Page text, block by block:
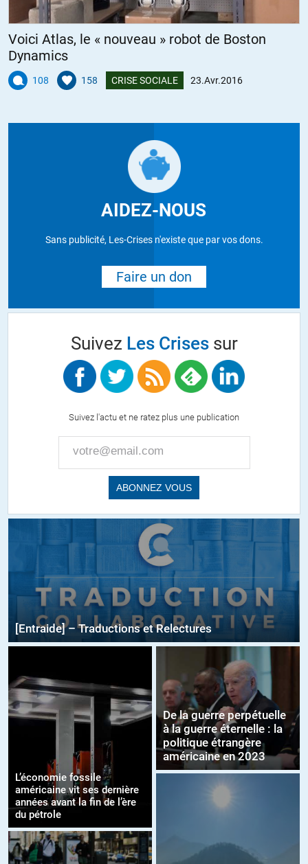
Voici Atlas, le « nouveau » robot de Boston
Dynamics
108 158 CRISE SOCIALE 23.Avr.2016
AIDEZ-NOUS
Sans publicité, Les-Crises n'existe que par vos dons.
Faire un don
Suivez Les Crisessur
Suivez l'actu et ne ratez plus une publication
[Entraide] – Traductions et Relectures
L’économie fossile
américaine vit ses dernière
années avant la fin de l’ère
du pétrole
De la guerre perpétuelle
à la guerre éternelle : la
politique étrangère
américaine en 2023